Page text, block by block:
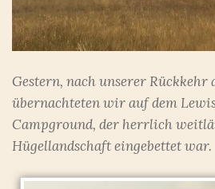
Gestern, nach unserer Rückkehr
übernachteten wir auf dem
Campground, der herrlich
Hügellandschaft eingebettet war.